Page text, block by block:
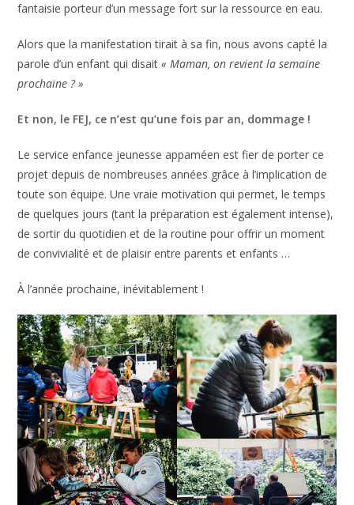
fantaisie porteur d’un message fort sur la ressource en eau.
Alors que la manifestation tirait à sa fin, nous avons capté la
parole d’un enfant qui disait« Maman, on revient la semaine
prochaine ? »
Et non, le FEJ, ce n’est qu’une fois par an, dommage !
Le service enfance jeunesse appaméen est fier de porter ce
projet depuis de nombreuses années grâce à l’implication de
toute son équipe. Une vraie motivation qui permet, le temps
de quelques jours (tant la préparation est également intense),
de sortir du quotidien et de la routine pour offrir un moment
de convivialité et de plaisir entre parents et enfants …
À l’année prochaine, inévitablement !